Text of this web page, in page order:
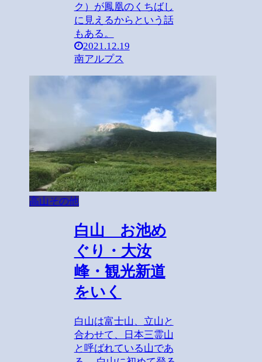
ク）が鳳凰のくちばし
に見えるからという話
もある。
2021.12.19
南アルプス
高山その他
白山 お池め
ぐり・大汝
峰・観光新道
をいく
白山は富士山、立山と
合わせて、日本三霊山
と呼ばれている山であ